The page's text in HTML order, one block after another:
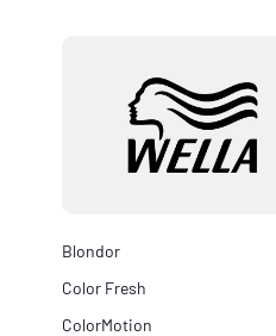
Blondor
Color Fresh
ColorMotion